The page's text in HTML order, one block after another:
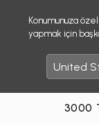
Konumunuza
yapmak için
3000